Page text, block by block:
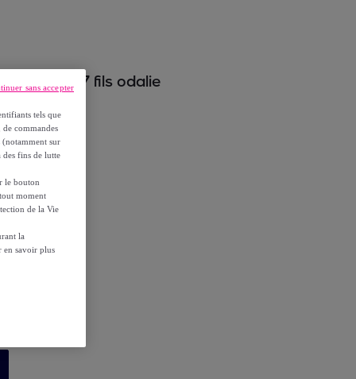
coton 57 fils odalie
tels que
commandes
(notamment sur
des fins de lutte
le bouton
moment
de la Vie
la
en savoir plus
sans accepter